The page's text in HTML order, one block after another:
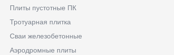
Плиты пустотные ПК
Тротуарная плитка
Сваи железобетонные
Аэродромные плиты